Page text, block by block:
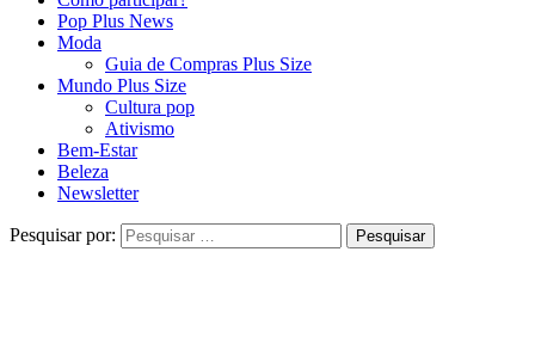
Pop Plus News
Moda
Guia de Compras Plus Size
Mundo Plus Size
Cultura pop
Ativismo
Bem-Estar
Beleza
Newsletter
Pesquisar por: